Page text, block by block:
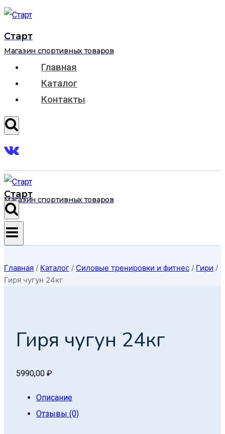
Перейти
содержимому
Старт
Магазин спортивных товаров
Главная
Каталог
Контакты
Старт
Магазин спортивных товаров
Главная / Каталог / Силовые тренировки и фитнес / Гири /
Гиря чугун 24кг
Гиря чугун 24кг
5990,00 ₽
Описание
Отзывы (0)